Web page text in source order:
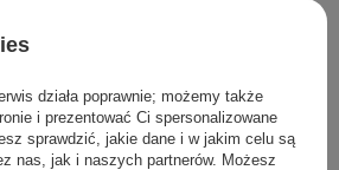
74,00 zł
DODAJ DO KOSZYKA
działa poprawnie; możemy także
i prezentować Ci spersonalizowane
sprawdzić, jakie dane i w jakim celu są
nas, jak i naszych partnerów. Możesz